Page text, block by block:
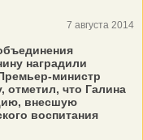
7 августа 2014
наградили
министр
отметил, что Галина
внесшую
воспитания